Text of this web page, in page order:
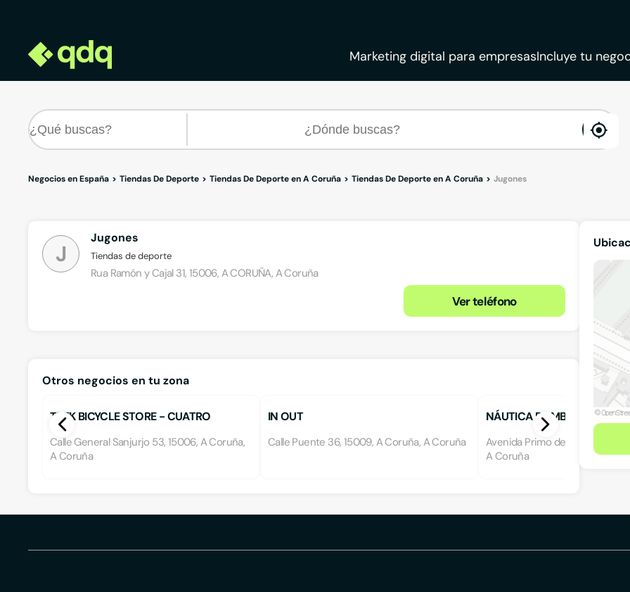
Marketing digital para empresasIncluye tu
Negocios en España Tiendas De Deporte Tiendas De Deporte en A Coruña Tiendas De Deporte en A Coruña Jugones
J
Jugones
Tiendas de deporte
Rua Ramón y Cajal 31, 15006, A CORUÑA, A Coruña
Ver teléfono
Otros negocios en tu zona
TREK BICYCLE STORE - CUATRO
CAMINOS
Calle General Sanjurjo 53, 15006, A Coruña,
A Coruña
IN OUT
Calle Puente 36, 15009, A Coruña, A Coruña
NÁUTICA POMBO
Avenida Primo de Rivera 11,
A Coruña